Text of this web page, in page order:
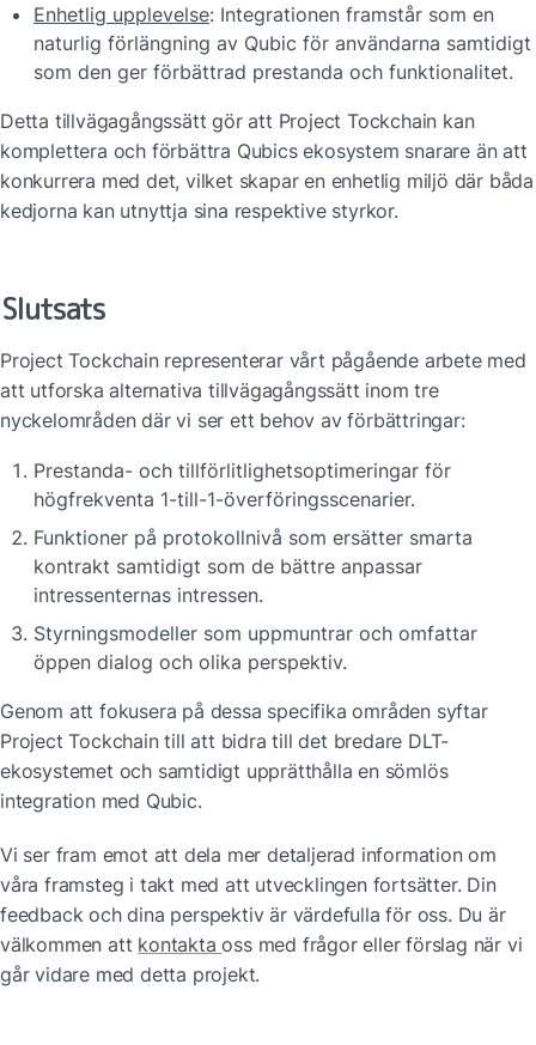
Enhetlig upplevelse: Integrationen framstår som en
naturlig förlängning av Qubic för användarna samtidigt
som den ger förbättrad prestanda och funktionalitet.
Detta tillvägagångssätt gör att Project Tockchain kan
komplettera och förbättra Qubics ekosystem snarare än att
konkurrera med det, vilket skapar en enhetlig miljö där båda
kedjorna kan utnyttja sina respektive styrkor.
Slutsats
Project Tockchain representerar vårt pågående arbete med
att utforska alternativa tillvägagångssätt inom tre
nyckelområden där vi ser ett behov av förbättringar:
Prestanda- och tillförlitlighetsoptimeringar för
högfrekventa 1-till-1-överföringsscenarier.
Funktioner på protokollnivå som ersätter smarta
kontrakt samtidigt som de bättre anpassar
intressenternas intressen.
Styrningsmodeller som uppmuntrar och omfattar
öppen dialog och olika perspektiv.
Genom att fokusera på dessa specifika områden syftar
Project Tockchain till att bidra till det bredare DLT-
ekosystemet och samtidigt upprätthålla en sömlös
integration med Qubic.
Vi ser fram emot att dela mer detaljerad information om
våra framsteg i takt med att utvecklingen fortsätter. Din
feedback och dina perspektiv är värdefulla för oss. Du är
välkommen att kontakta oss med frågor eller förslag när vi
går vidare med detta projekt.